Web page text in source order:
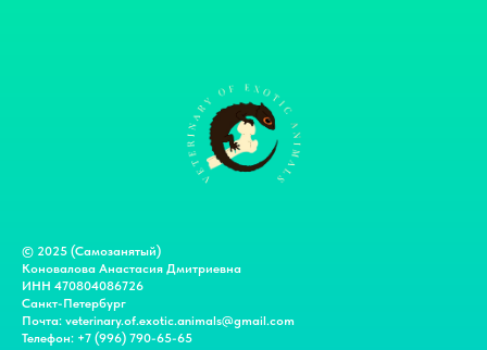
© 2025 (Самозанятый)
Коновалова Анастасия Дмитриевна
ИНН 470804086726
Санкт-Петербург
Почта: veterinary.of.exotic.animals@gmail.com
Телефон: +7 (996) 790-65-65